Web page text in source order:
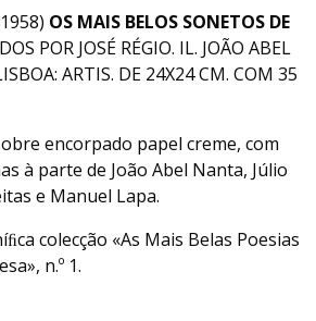
OS MAIS BELOS SONETOS DE
POR JOSÉ RÉGIO. IL. JOÃO ABEL
ARTIS. DE 24X24 CM. COM 35
encorpado papel creme, com
à parte de João Abel Nanta, Júlio
e Manuel Lapa.
colecção «As Mais Belas Poesias
n.º 1.